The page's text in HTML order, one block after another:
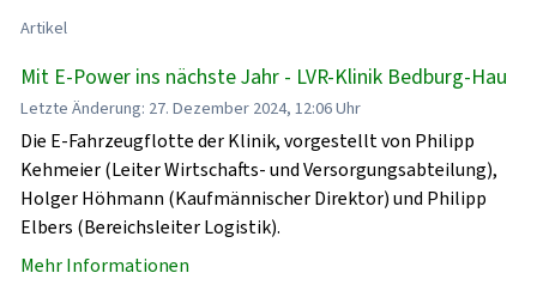
Artikel
Mit E-Power ins nächste Jahr - LVR-Klinik Bedburg-Hau
Letzte Änderung: 27. Dezember 2024, 12:06 Uhr
Die E-Fahrzeugflotte der Klinik, vorgestellt von Philipp
Kehmeier (Leiter Wirtschafts- und Versorgungsabteilung),
Holger Höhmann (Kaufmännischer Direktor) und Philipp
Elbers (Bereichsleiter Logistik).
Mehr Informationen